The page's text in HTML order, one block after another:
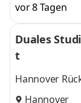
vor 8 Tagen
Duales
t
Hannover
Hannover